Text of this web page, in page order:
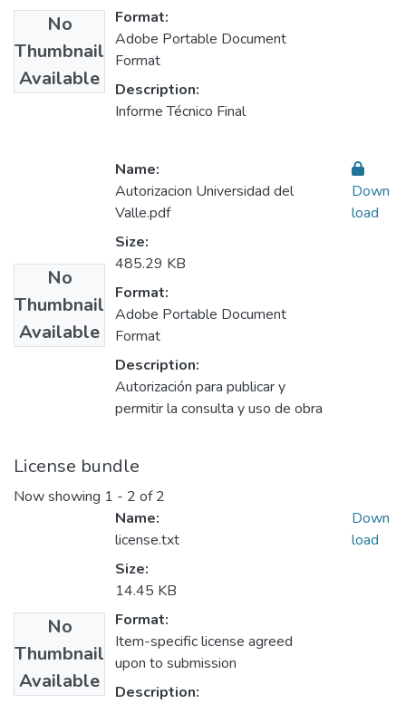
No
Thumbnail
Available
Format:
Adobe Portable Document
Format
Description:
Informe Técnico Final
No
Thumbnail
Available
Name:
Autorizacion Universidad del
Valle.pdf
Size:
485.29 KB
Format:
Adobe Portable Document
Format
Description:
Autorización para publicar y
permitir la consulta y uso de obra
Down
load
License bundle
Now showing 1 - 2 of 2
No
Thumbnail
Available
Name:
license.txt
Size:
14.45 KB
Format:
Item-specific license agreed
upon to submission
Description:
Down
load